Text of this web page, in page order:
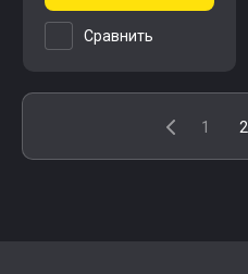
Сравнить
1 2